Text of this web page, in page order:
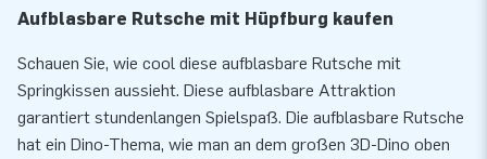
Aufblasbare Rutsche mit Hüpfburg kaufen
Schauen Sie, wie cool diese aufblasbare Rutsche mit
Springkissen aussieht. Diese aufblasbare Attraktion
garantiert stundenlangen Spielspaß. Die aufblasbare Rutsche
hat ein Dino-Thema, wie man an dem großen 3D-Dino oben